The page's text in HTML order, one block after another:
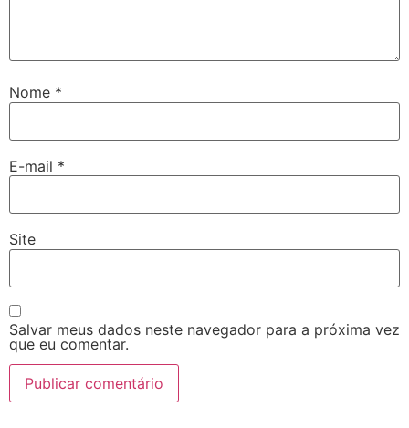
Nome *
E-mail *
Site
Salvar meus dados neste navegador para a próxima vez
que eu comentar.